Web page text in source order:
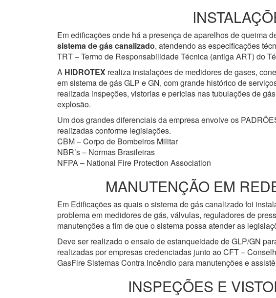
Em edificações onde há a presença de aparelhos de queima
sistema de gás canalizado, atendendo as especificações
TRT – Termo de Responsabilidade Técnica (antiga ART) do
A HIDROTEX realiza instalações de medidores de gases,
em sistema de gás GLP e GN, com grande histórico de
realizada inspeções, vistorias e perícias nas tubulações de
explosão.
Um dos grandes diferenciais da empresa envolve os
realizadas conforme legislações.
CBM – Corpo de Bombeiros Militar
NBR’s – Normas Brasileiras
NFPA – National Fire Protection Association
MANUTENÇÃO EM
Em Edificações as quais o sistema de gás canalizado foi
problema em medidores de gás, válvulas, reguladores de
manutenções a fim de que o sistema possa atender as
Deve ser realizado o ensaio de estanqueidade de GLP/GN
realizadas por empresas credenciadas junto ao CFT –
GasFire Sistemas Contra Incêndio para manutenções e
INSPEÇÕES E